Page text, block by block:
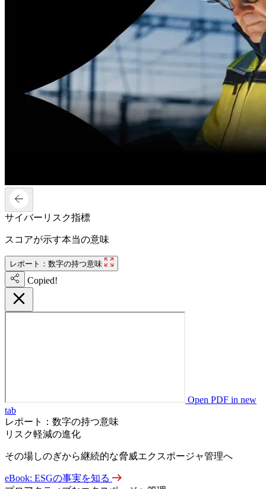
サイバーリスク指標
スコアが示す本当の意味
レポート：数字の持つ意味
Copied!
Open PDF in new
tab
レポート：数字の持つ意味
リスク軽減の進化
その場しのぎから継続的な脅威エクスポージャ管理へ
eBook: ESGの事実を知る